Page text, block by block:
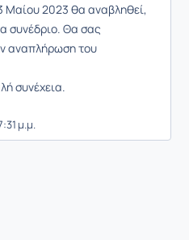
Μαίου 2023 θα αναβληθεί,
συνέδριο. Θα σας
αναπλήρωση του
συνέχεια.
μ.μ.